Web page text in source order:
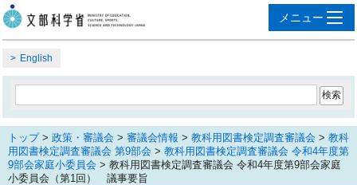
English
トップ> 政策・審議会 > 審議会情報 > 教科用図書検定調査審議会 > 教科
用図書検定調査審議会 第9部会 > 教科用図書検定調査審議会 令和4年度第
9部会家庭小委員会 > 教科用図書検定調査審議会 令和4年度第9部会家庭
小委員会（第1回） 議事要旨